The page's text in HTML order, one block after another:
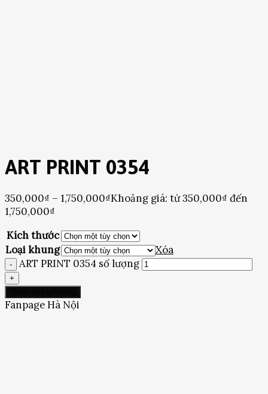
ART PRINT 0354
350,000₫ – 1,750,000₫Khoảng giá: từ 350,000₫ đến
1,750,000₫
Kích thước
Loại khung
Xóa
ART PRINT 0354 số lượng
Fanpage Hà Nội